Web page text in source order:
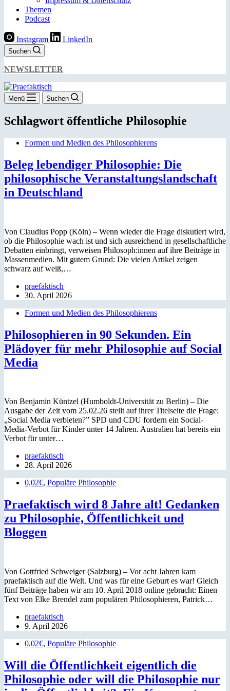
Themen
Podcast
Instagram LinkedIn
Suchen
NEWSLETTER
Menü Suchen
Schlagwort öffentliche Philosophie
Formen und Medien des Philosophierens
Beleg lebendiger Philosophie: Die
philosophische Veranstaltungslandschaft
in Deutschland
Von Claudius Popp (Köln) – Wenn wieder die Frage diskutiert wird,
ob die Philosophie wach ist und sich ausreichend in gesellschaftliche
Debatten einbringt, verweisen Philosoph:innen auf ihre Beiträge in
Massenmedien. Mit gutem Grund: Die vielen Artikel zeigen
schwarz auf weiß,…
praefaktisch
30. April 2026
Formen und Medien des Philosophierens
Philosophieren in 90 Sekunden. Ein
Plädoyer für mehr Philosophie auf Social
Media
Von Benjamin Küntzel (Humboldt-Universität zu Berlin) – Die
Ausgabe der Zeit vom 25.02.26 stellt auf ihrer Titelseite die Frage:
„Social Media verbieten?” SPD und CDU fordern ein Social-
Media-Verbot für Kinder unter 14 Jahren. Australien hat bereits ein
Verbot für unter…
praefaktisch
28. April 2026
0,02€, Populäre Philosophie
Praefaktisch wird 8 Jahre alt! Gedanken
zu Philosophie, Öffentlichkeit und
Bloggen
Von Gottfried Schweiger (Salzburg) – Vor acht Jahren kam
praefaktisch auf die Welt. Und was für eine Geburt es war! Gleich
fünf Beiträge haben wir am 10. April 2018 online gebracht: Einen
Text von Elke Brendel zum populären Philosophieren, Patrick…
praefaktisch
9. April 2026
0,02€, Populäre Philosophie
Will die Öffentlichkeit eigentlich die
Philosophie oder will die Philosophie nur